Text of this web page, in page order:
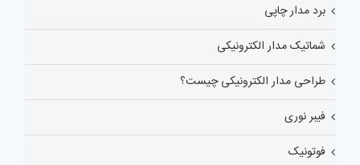
برد مدار چاپی
شماتیک مدار الکترونیکی
طراحی مدار الکترونیکی چیست؟
فیبر نوری
فوتونیک